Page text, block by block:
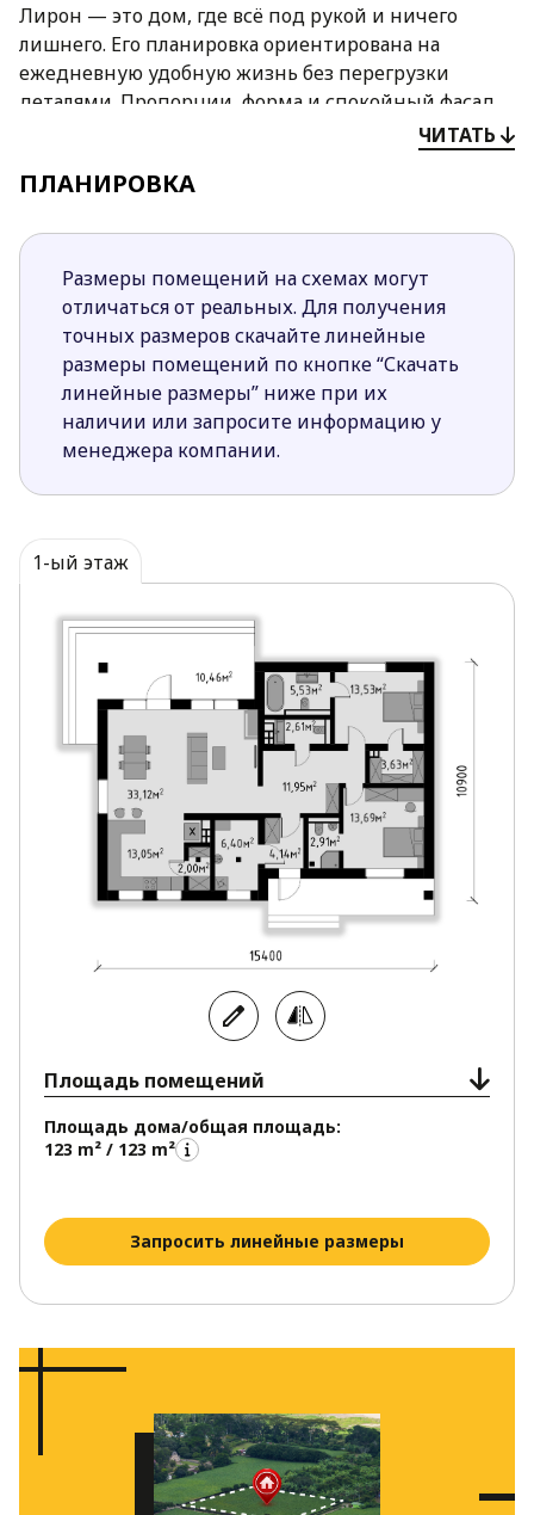
Лирон — это дом, где всё под рукой и ничего
лишнего. Его планировка ориентирована на
ежедневную удобную жизнь без перегрузки
деталями. Пропорции, форма и спокойный фасад
делают его уместным в любой застройке — от
дачного участка до постоянного места жительства.
зону отдыха. Из неё ведёт выход на крытую
проекту предусмотрено место для камина: его
можно включить при строительстве, если хотите
добавить уюта и тепла.
Жилой блок располагает двумя комнатами
одинакового размера, а также отдельной ванной и
гардеробом. В здании также запланированы
котельная, небольшая кладовая и санузел рядом с
порядок, не перегружая коридоры.
Если условия участка требуют другой ориентации,
план легко зеркально адаптируется — без
Лирон подходит тем, кто ценит рациональность и
спокойный ритм в частной архитектуре.
ЧИТАТЬ
ПЛАНИРОВКА
Размеры помещений на схемах могут
отличаться от реальных. Для получения
точных размеров скачайте линейные
размеры помещений по кнопке “Скачать
линейные размеры” ниже при их
наличии или запросите информацию у
менеджера компании.
1-ый этаж
Площадь помещений
Площадь дома/общая площадь:
123 m² / 123 m²
Запросить линейные размеры